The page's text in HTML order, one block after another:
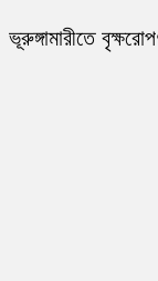
ভূরুঙ্গামারীতে